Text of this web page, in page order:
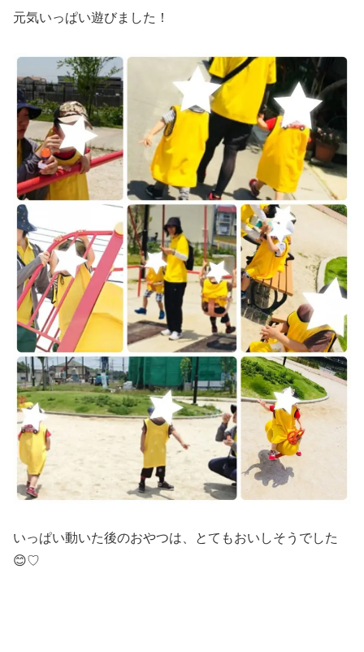
元気いっぱい遊びました！
いっぱい動いた後のおやつは、とてもおいしそうでした
😊♡